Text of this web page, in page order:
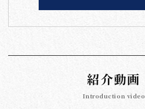
紹介動画
Introduction video